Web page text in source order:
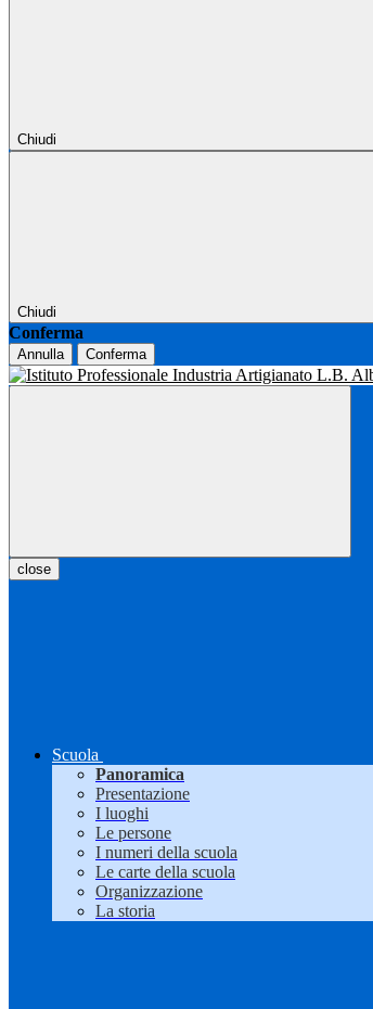
Chiudi
Chiudi
Conferma
Annulla Conferma
close
Scuola
Panoramica
Presentazione
I luoghi
Le persone
I numeri della scuola
Le carte della scuola
Organizzazione
La storia